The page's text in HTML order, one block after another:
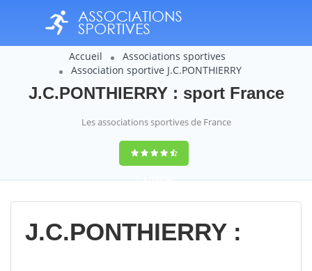
Accueil
Associations sportives
Association sportive J.C.PONTHIERRY
J.C.PONTHIERRY : sport France
Les associations sportives de France
9,4(100%)
14358votes
J.C.PONTHIERRY :